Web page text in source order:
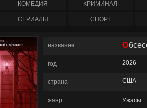
КОМЕДИЯ КРИМИНАЛ
СЕРИАЛЫ СПОРТ
название
год 2026
страна США
жанр Ужасы